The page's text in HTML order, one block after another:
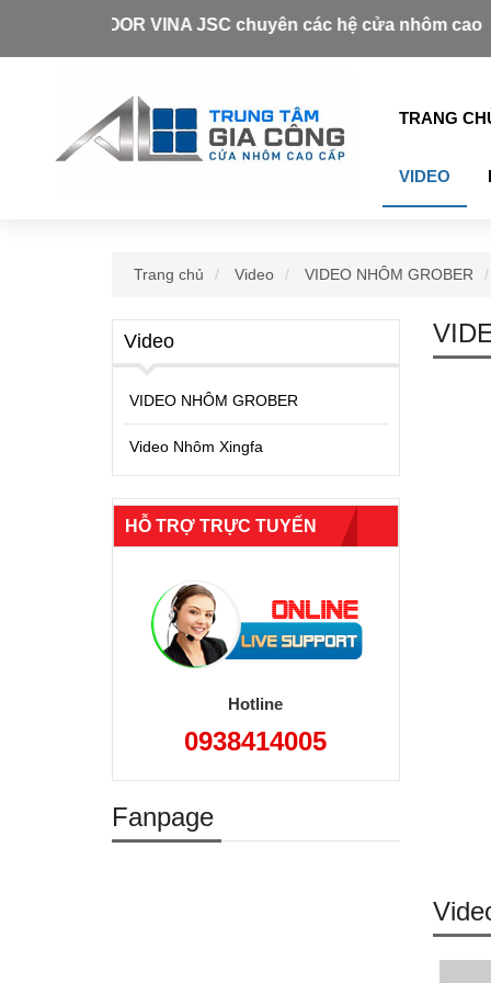
AZDOOR VINA JSC chuyên các hệ cửa nhôm cao
TRANG
VIDEO
Trang chủ Video VIDEO NHÔM GROBER
Video
VIDEO NHÔM GROBER
Video Nhôm Xingfa
HỖ TRỢ TRỰC TUYẾN
Hotline
0938414005
Fanpage